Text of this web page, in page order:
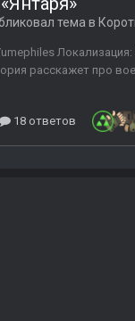
тема в
Локализация:
расскажет про
18 ответов